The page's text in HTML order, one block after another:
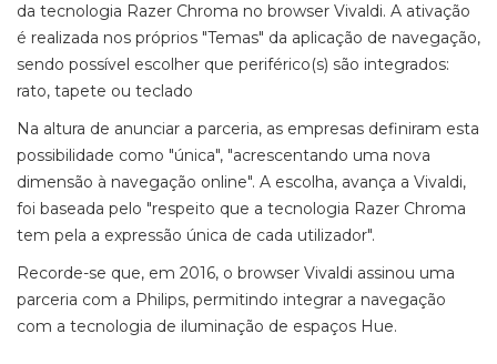
da tecnologia Razer Chroma no browser Vivaldi. A ativação
é realizada nos próprios "Temas" da aplicação de navegação,
sendo possível escolher que periférico(s) são integrados:
rato, tapete ou teclado
Na altura de anunciar a parceria, as empresas definiram esta
possibilidade como "única", "acrescentando uma nova
dimensão à navegação online". A escolha, avança a Vivaldi,
foi baseada pelo "respeito que a tecnologia Razer Chroma
tem pela a expressão única de cada utilizador".
Recorde-se que, em 2016, o browser Vivaldi assinou uma
parceria com a Philips, permitindo integrar a navegação
com a tecnologia de iluminação de espaços Hue.